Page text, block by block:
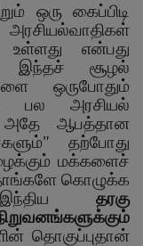
ஒரு கைப்பிடி
என்பது
இந்தச் சூழல்
ஒருபோதும்
பல அரசியல்
அதே ஆபத்தான
தற்போது
மக்களைச்
கொழுக்க
தரகு
தொகுப்புதான்